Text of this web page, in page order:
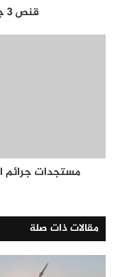
قنص ٣ جنود سعوديين في عسير
مقالات ذات صلة